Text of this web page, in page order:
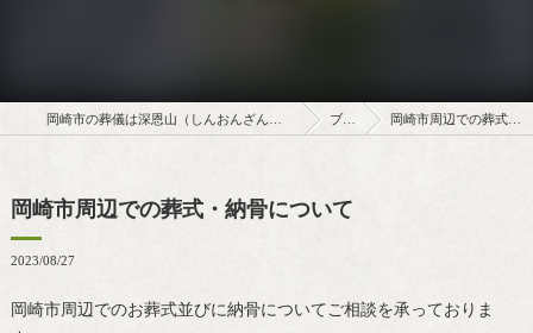
ブログ 岡崎市周辺での葬式・納骨について
岡崎市周辺での葬式・納骨について
2023/08/27
岡崎市周辺でのお葬式並びに納骨についてご相談を承っておりま